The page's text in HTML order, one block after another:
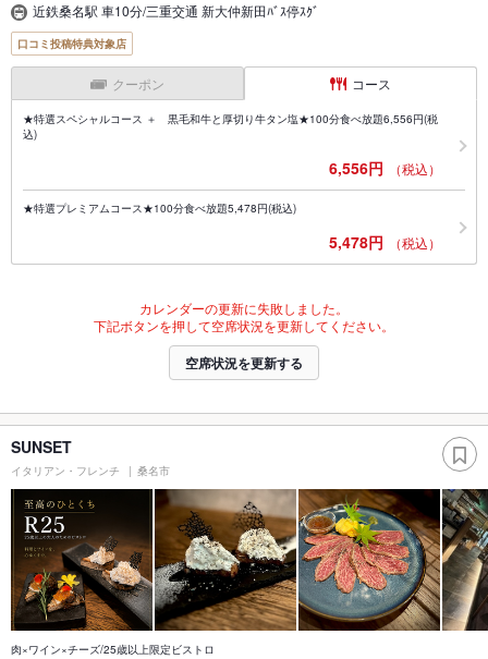
近鉄桑名駅 車10分/三重交通 新大仲新田ﾊﾞｽ停ｽｸﾞ
口コミ投稿特典対象店
クーポン コース
★特選スペシャルコース ＋ 黒毛和牛と厚切り牛タン塩★100分食べ放題6,556円(税
込)
6,556円 （税込）
★特選プレミアムコース★100分食べ放題5,478円(税込)
5,478円 （税込）
カレンダーの更新に失敗しました。
下記ボタンを押して空席状況を更新してください。
空席状況を更新する
SUNSET
イタリアン・フレンチ 桑名市
肉×ワイン×チーズ/25歳以上限定ビストロ